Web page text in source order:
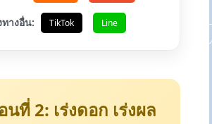
ทางอื่น: TikTok Line
ที่ 2: เร่งดอก เร่งผล